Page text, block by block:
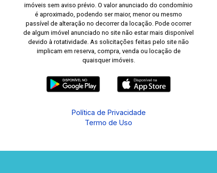
imóveis sem aviso prévio. O valor anunciado do condomínio
é aproximado, podendo ser maior, menor ou mesmo
passível de alteração no decorrer da locação. Pode ocorrer
de algum imóvel anunciado no site não estar mais disponível
devido à rotatividade. As solicitações feitas pelo site não
implicam em reserva, compra, venda ou locação de
quaisquer imóveis.
Política de Privacidade
Termo de Uso